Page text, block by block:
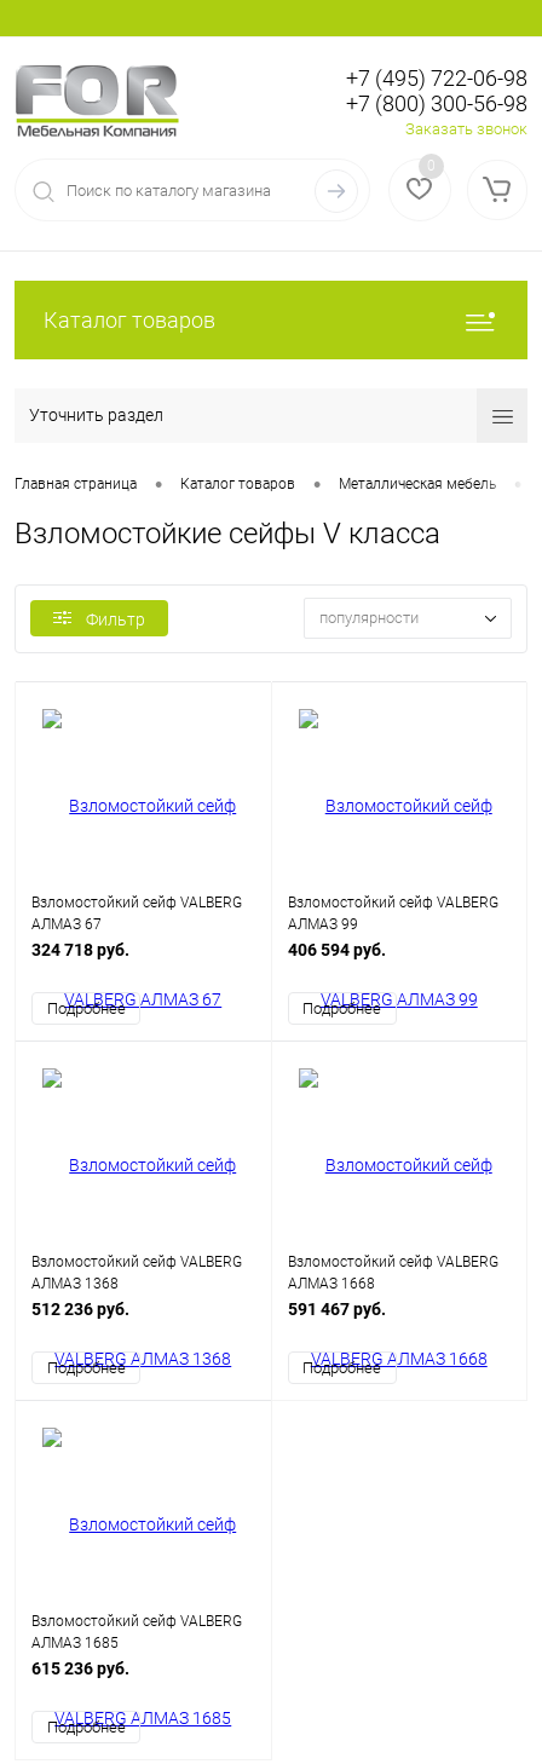
Регистрация
+7 (495) 722-06-98
+7 (800) 300-56-98
Заказать звонок
0
Каталог товаров
Уточнить раздел
Главная страница • Каталог товаров • Металлическая мебель •
Взломостойкие сейфы V класса
Фильтр популярности
Взломостойкий сейф VALBERG
АЛМАЗ 67
324 718 руб.
Подробнее
Взломостойкий сейф VALBERG
АЛМАЗ 99
406 594 руб.
Подробнее
Взломостойкий сейф VALBERG
АЛМАЗ 1368
512 236 руб.
Подробнее
Взломостойкий сейф VALBERG
АЛМАЗ 1668
591 467 руб.
Подробнее
Взломостойкий сейф VALBERG
АЛМАЗ 1685
615 236 руб.
Подробнее